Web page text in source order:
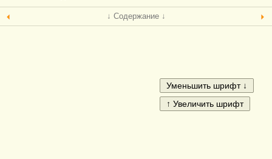
↓ Содержание ↓